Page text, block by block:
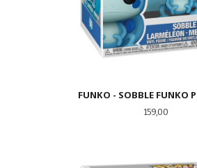
FUNKO - SOBBLE FUNKO
Pris
159,00